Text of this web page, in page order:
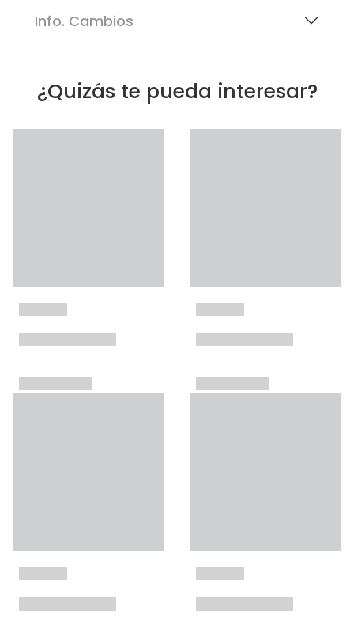
Info. Cambios
¿Quizás te pueda interesar?